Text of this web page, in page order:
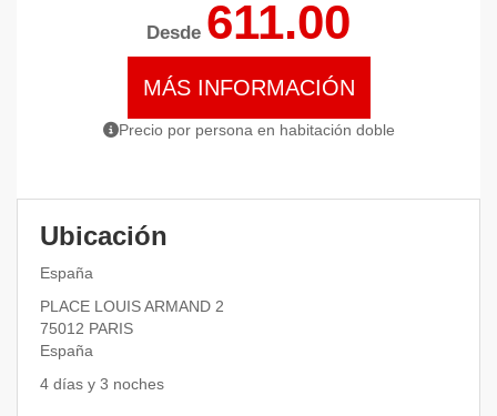
Desde 611.00
MÁS INFORMACIÓN
Precio por persona en habitación doble
Ubicación
España
PLACE LOUIS ARMAND 2
75012 PARIS
España
4 días y 3 noches